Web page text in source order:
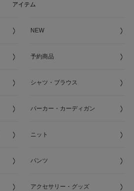
アイテム
NEW
予約商品
シャツ・ブラウス
パーカー・カーディガン
ニット
パンツ
アクセサリー・グッズ